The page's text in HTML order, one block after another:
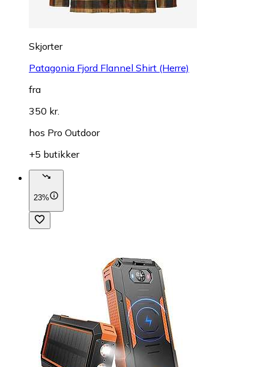
Skjorter
Patagonia Fjord Flannel Shirt (Herre)
fra
350 kr.
hos Pro Outdoor
+5 butikker
23%